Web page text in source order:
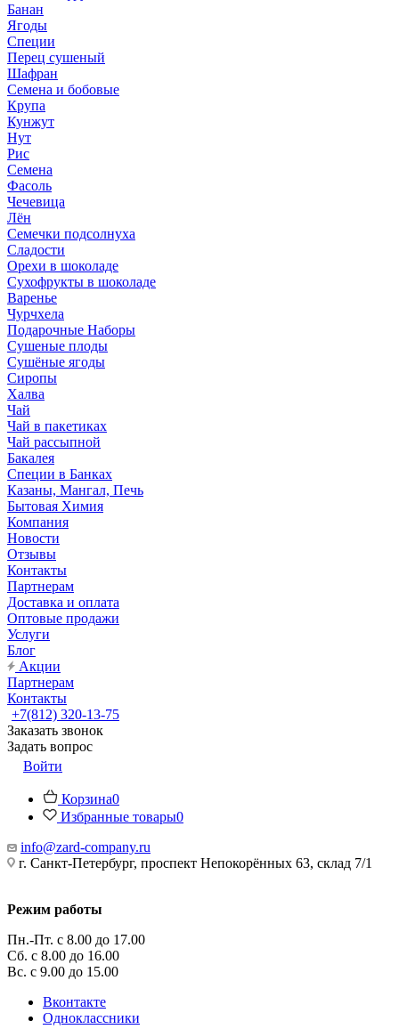
Банан
Ягоды
Специи
Перец сушеный
Шафран
Семена и бобовые
Крупа
Кунжут
Нут
Рис
Семена
Фасоль
Чечевица
Лён
Семечки подсолнуха
Сладости
Орехи в шоколаде
Сухофрукты в шоколаде
Варенье
Чурчхела
Подарочные Наборы
Cушеные плоды
Сушёные ягоды
Сиропы
Халва
Чай
Чай в пакетиках
Чай рассыпной
Бакалея
Специи в Банках
Казаны, Мангал, Печь
Бытовая Химия
Компания
Новости
Отзывы
Контакты
Партнерам
Доставка и оплата
Оптовые продажи
Услуги
Блог
Акции
Партнерам
Контакты
+7(812) 320-13-75
Заказать звонок
Задать вопрос
Войти
Корзина0
Избранные товары0
info@zard-company.ru
г. Санкт-Петербург, проспект Непокорённых 63, склад 7/1
Режим работы
Пн.-Пт. с 8.00 до 17.00
Сб. с 8.00 до 16.00
Вс. с 9.00 до 15.00
Вконтакте
Одноклассники